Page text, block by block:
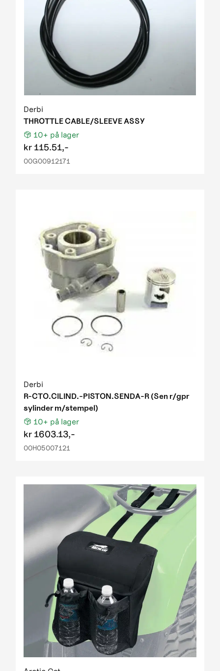
Derbi
THROTTLE CABLE/SLEEVE ASSY
10+ på lager
kr 115.51,-
00G00912171
Derbi
R-CTO.CILIND.-PISTON.SENDA-R (Sen r/gpr
sylinder m/stempel)
10+ på lager
kr 1603.13,-
00H05007121